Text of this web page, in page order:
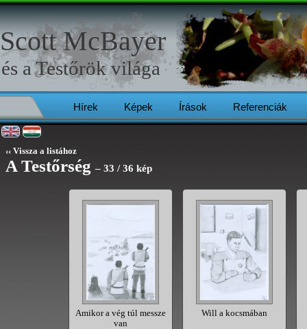
Hírek Képek Írások Referenciák
Scott McBayer
és aTestőrökvilága
‹‹ Vissza a listához
A Testőrség– 33 / 36 kép
Amikor a vég túl messze
van
Will a kocsmában